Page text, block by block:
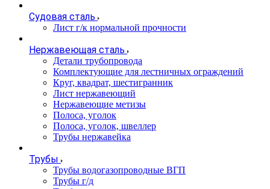
Судовая сталь
Лист г/к нормальной прочности
Нержавеющая сталь
Детали трубопровода
Комплектующие для лестничных ограждений
Круг, квадрат, шестигранник
Лист нержавеющий
Нержавеющие метизы
Полоса, уголок
Полоса, уголок, швеллер
Трубы нержавейка
Трубы
Трубы водогазопроводные ВГП
Трубы г/д